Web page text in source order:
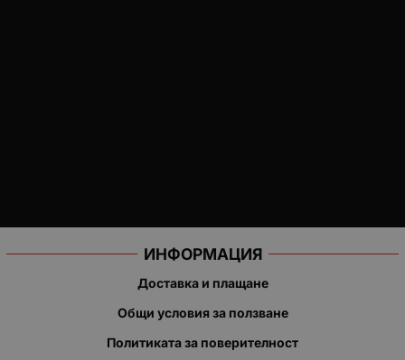
ИНФОРМАЦИЯ
Доставка и плащане
Общи условия за ползване
Политиката за поверителност